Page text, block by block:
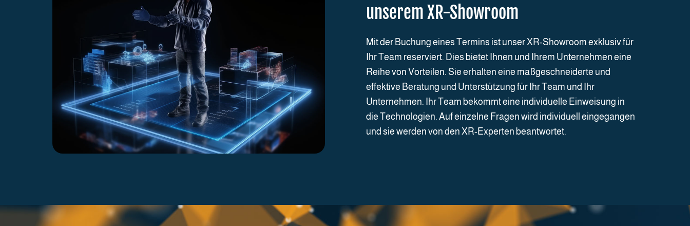
unserem XR-Showroom
Mit der Buchung eines Termins ist unser XR-Showroom exklusiv für
Ihr Team reserviert. Dies bietet Ihnen und Ihrem Unternehmen eine
Reihe von Vorteilen. Sie erhalten eine maßgeschneiderte und
effektive Beratung und Unterstützung für Ihr Team und Ihr
Unternehmen. Ihr Team bekommt eine individuelle Einweisung in
die Technologien. Auf einzelne Fragen wird individuell eingegangen
und sie werden von den XR-Experten beantwortet.